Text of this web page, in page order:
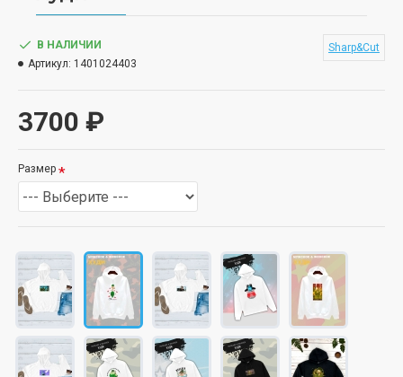
3700 ₽
В НАЛИЧИИ
Артикул: 1401024403
Sharp&Cut
Размер